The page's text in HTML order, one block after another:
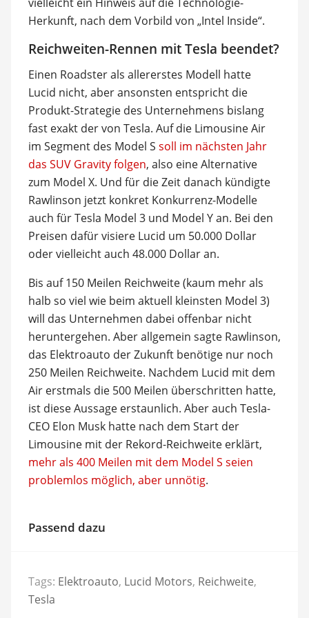
Herkunft, nach dem Vorbild von „Intel Inside“.
Reichweiten-Rennen mit Tesla beendet?
Einen Roadster als allererstes Modell hatte
Lucid nicht, aber ansonsten entspricht die
Produkt-Strategie des Unternehmens bislang
fast exakt der von Tesla. Auf die Limousine Air
im Segment des Model S soll im nächsten Jahr
das SUV Gravity folgen, also eine Alternative
zum Model X. Und für die Zeit danach kündigte
Rawlinson jetzt konkret Konkurrenz-Modelle
auch für Tesla Model 3 und Model Y an. Bei den
Preisen dafür visiere Lucid um 50.000 Dollar
oder vielleicht auch 48.000 Dollar an.
Bis auf 150 Meilen Reichweite (kaum mehr als
halb so viel wie beim aktuell kleinsten Model 3)
will das Unternehmen dabei offenbar nicht
heruntergehen. Aber allgemein sagte Rawlinson,
das Elektroauto der Zukunft benötige nur noch
250 Meilen Reichweite. Nachdem Lucid mit dem
Air erstmals die 500 Meilen überschritten hatte,
ist diese Aussage erstaunlich. Aber auch Tesla-
CEO Elon Musk hatte nach dem Start der
Limousine mit der Rekord-Reichweite erklärt,
mehr als 400 Meilen mit dem Model S seien
problemlos möglich, aber unnötig.
Passend dazu
Tags: Elektroauto, Lucid Motors, Reichweite,
Tesla